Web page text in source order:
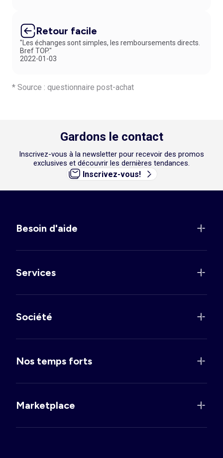
Retour facile
"Les échanges sont simples, les remboursements directs.
Bref TOP."
2022-01-03
* Source : questionnaire post-achat
Gardons le contact
Inscrivez-vous à la newsletter pour recevoir des promos
exclusives et découvrir les dernières tendances.
Inscrivez-vous!
Besoin d'aide
Services
Société
Nos temps forts
Marketplace